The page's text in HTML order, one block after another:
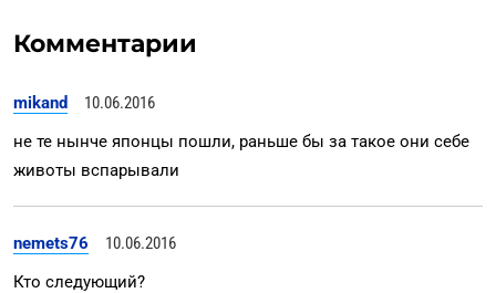
Комментарии
mikand
10.06.2016
не те нынче японцы пошли, раньше бы за такое они себе
животы вспарывали
nemets76
10.06.2016
Кто следующий?